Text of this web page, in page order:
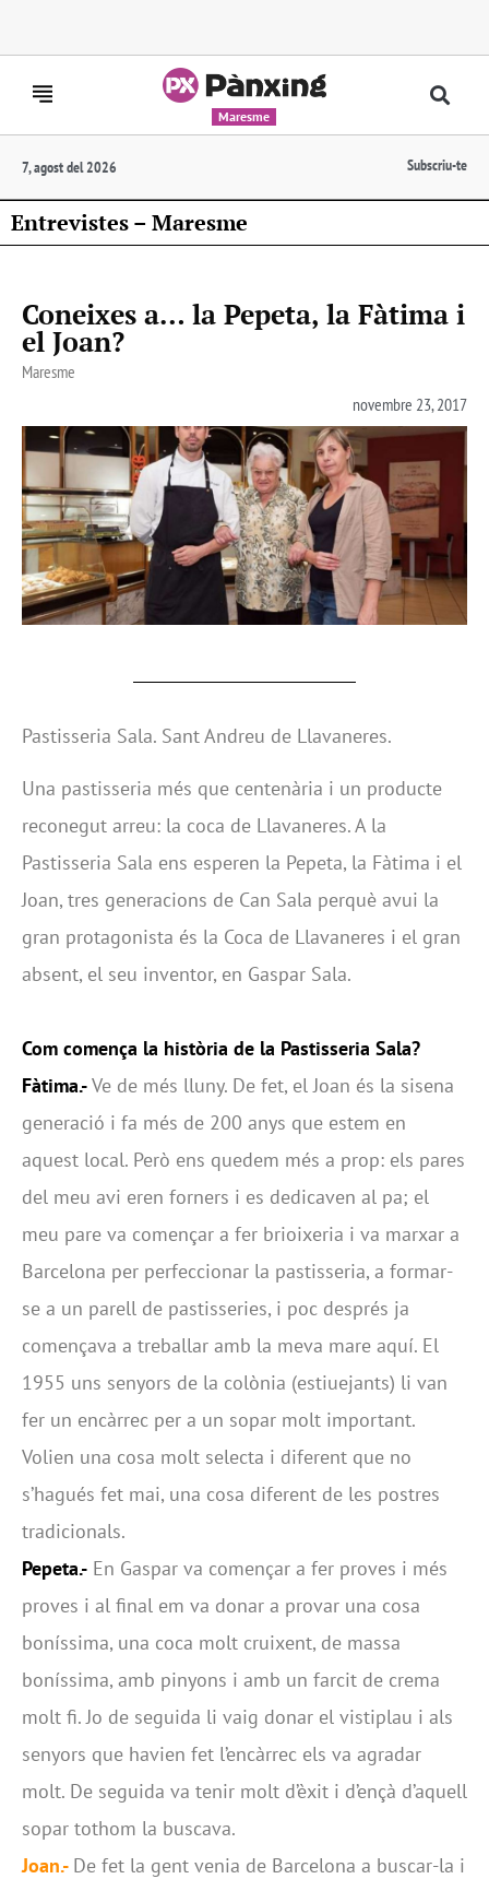
Maresme
7, agost del 2026 Subscriu-te
Entrevistes – Maresme
Coneixes a… la Pepeta, la Fàtima i
el Joan?
Maresme
novembre 23, 2017
Pastisseria Sala. Sant Andreu de Llavaneres.
Una pastisseria més que centenària i un producte
reconegut arreu: la coca de Llavaneres. A la
Pastisseria Sala ens esperen la Pepeta, la Fàtima i el
Joan, tres generacions de Can Sala perquè avui la
gran protagonista és la Coca de Llavaneres i el gran
absent, el seu inventor, en Gaspar Sala.
Com comença la història de la Pastisseria Sala?
Fàtima.-Ve de més lluny. De fet, el Joan és la sisena
generació i fa més de 200 anys que estem en
aquest local. Però ens quedem més a prop: els pares
del meu avi eren forners i es dedicaven al pa; el
meu pare va començar a fer brioixeria i va marxar a
Barcelona per perfeccionar la pastisseria, a formar-
se a un parell de pastisseries, i poc després ja
començava a treballar amb la meva mare aquí. El
1955 uns senyors de la colònia (estiuejants) li van
fer un encàrrec per a un sopar molt important.
Volien una cosa molt selecta i diferent que no
s’hagués fet mai, una cosa diferent de les postres
tradicionals.
Pepeta.- En Gaspar va començar a fer proves i més
proves i al final em va donar a provar una cosa
boníssima, una coca molt cruixent, de massa
boníssima, amb pinyons i amb un farcit de crema
molt fi. Jo de seguida li vaig donar el vistiplau i als
senyors que havien fet l’encàrrec els va agradar
molt. De seguida va tenir molt d’èxit i d’ençà d’aquell
sopar tothom la buscava.
Joan.- De fet la gent venia de Barcelona a buscar-la i